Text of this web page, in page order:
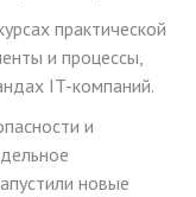
практической
и процессы,
IT-компаний.
и
новые